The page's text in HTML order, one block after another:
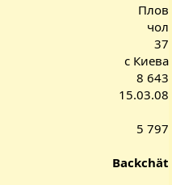
Плов
чол
37
с Киева
8 643
15.03.08
5 797
Backchät